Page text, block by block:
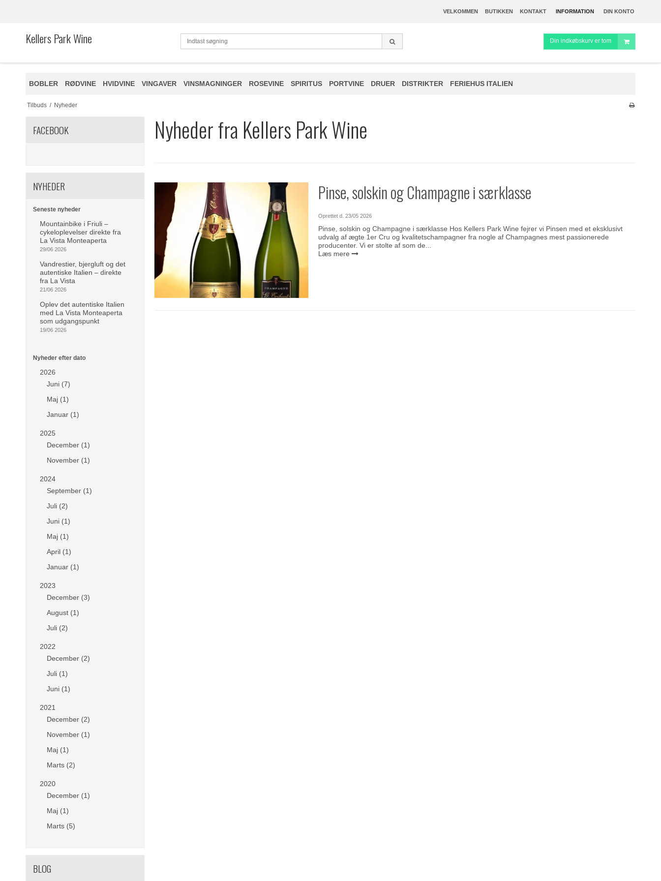
VELKOMMEN BUTIKKEN KONTAKT INFORMATION DIN KONTO
Kellers Park Wine Din indkøbskurv er tom
BOBLER RØDVINE HVIDVINE VINGAVER VINSMAGNINGER ROSEVINE SPIRITUS PORTVINE DRUER DISTRIKTER FERIEHUS ITALIEN
Tilbuds / Nyheder
FACEBOOK
NYHEDER
Seneste nyheder
Mountainbike i Friuli –
cykeloplevelser direkte fra
La Vista Monteaperta
29/06 2026
Vandrestier, bjergluft og det
autentiske Italien – direkte
fra La Vista
21/06 2026
Oplev det autentiske Italien
med La Vista Monteaperta
som udgangspunkt
19/06 2026
Nyheder efter dato
2026
Juni (7)
Maj (1)
Januar (1)
2025
December (1)
November (1)
2024
September (1)
Juli (2)
Juni (1)
Maj (1)
April (1)
Januar (1)
2023
December (3)
August (1)
Juli (2)
2022
December (2)
Juli (1)
Juni (1)
2021
December (2)
November (1)
Maj (1)
Marts (2)
2020
December (1)
Maj (1)
Marts (5)
BLOG
Nyheder fra Kellers Park Wine
Pinse, solskin og Champagne i særklasse
Oprettet d. 23/05 2026
Pinse, solskin og Champagne i særklasse Hos Kellers Park Wine fejrer vi Pinsen med et eksklusivt
udvalg af ægte 1er Cru og kvalitetschampagner fra nogle af Champagnes mest passionerede
producenter. Vi er stolte af som de...
Læs mere